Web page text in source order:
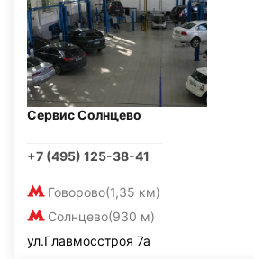
Сервис Солнцево
+7 (495) 125-38-41
Говорово(1,35 км)
Солнцево(930 м)
ул.Главмосстроя 7а